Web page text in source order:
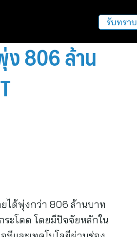
ง 806 ล้าน
ได้พุ่งกว่า 806 ล้านบาท
ะโดด โดยมีปัจจัยหลักใน
รับทราบ